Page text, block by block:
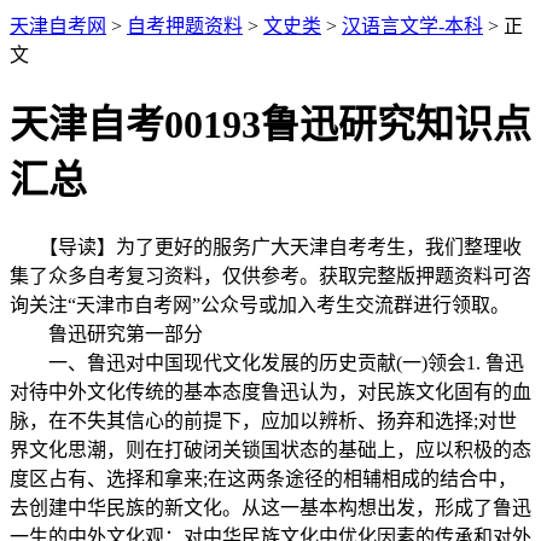
天津自考网 > 自考押题资料 > 文史类 > 汉语言文学-本科 > 正
文
天津自考00193鲁迅研究知识点
汇总
【导读】为了更好的服务广大天津自考考生，我们整理收
集了众多自考复习资料，仅供参考。获取完整版押题资料可咨
询关注“天津市自考网”公众号或加入考生交流群进行领取。
鲁迅研究第一部分
一、鲁迅对中国现代文化发展的历史贡献(一)领会1. 鲁迅
对待中外文化传统的基本态度鲁迅认为，对民族文化固有的血
脉，在不失其信心的前提下，应加以辨析、扬弃和选择;对世
界文化思潮，则在打破闭关锁国状态的基础上，应以积极的态
度区占有、选择和拿来;在这两条途径的相辅相成的结合中，
去创建中华民族的新文化。从这一基本构想出发，形成了鲁迅
一生的中外文化观：对中华民族文化中优化因素的传承和对外